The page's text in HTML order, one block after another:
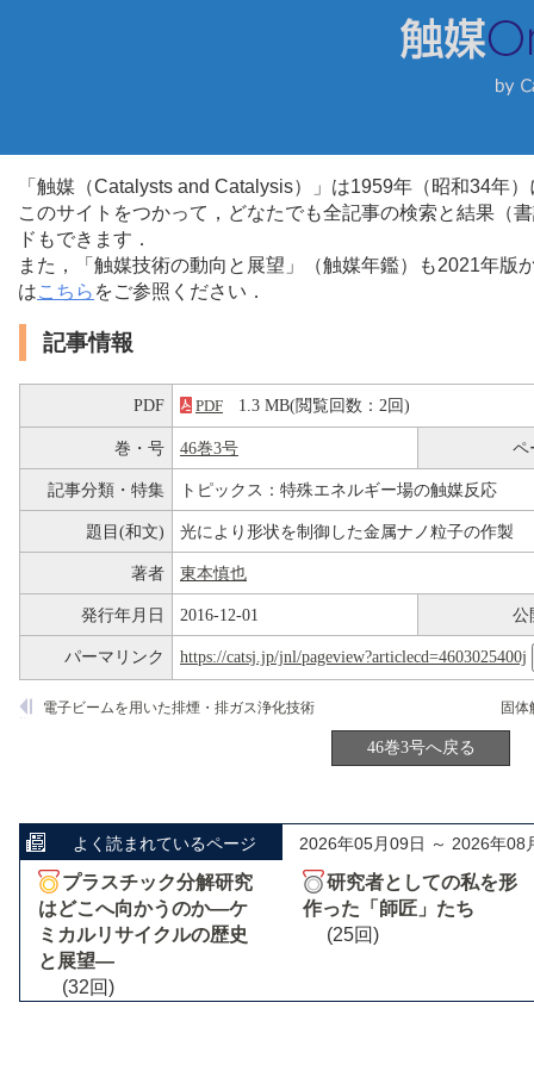
「触媒（Catalysts and Catalysis）」は1959年（昭和34年
このサイトをつかって，どなたでも全記事の検索と結果（
ドもできます．
また，「触媒技術の動向と展望」（触媒年鑑）も2021年
はこちら をご参照ください．
記事情報
PDF PDF 1.3 MB(閲覧回数：2回)
巻・号 46巻3号 ペ
記事分類・特集 トピックス：特殊エネルギー場の触媒反応
題目(和文) 光により形状を制御した金属ナノ粒子の作製
著者 東本慎也
発行年月日 2016-12-01 公
パーマリンク https://catsj.jp/jnl/pageview?articlecd=4603025400j
電子ビームを用いた排煙・排ガス浄化技術
46巻3号へ戻る
よく読まれているページ 2026年05月09日 ～ 2026年08
プラスチック分解研究
はどこへ向かうのか―ケ
ミカルリサイクルの歴史
と展望―
(32回)
研究者としての私を形
作った「師匠」たち
(25回)